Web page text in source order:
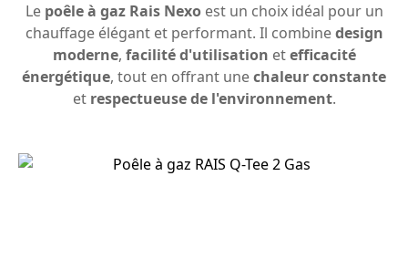
Le poêle à gaz Rais Nexoest un choix idéal pour un
chauffage élégant et performant. Il combinedesign
moderne, facilité d'utilisation etefficacité
énergétique, tout en offrant unechaleur constante
et respectueuse de l'environnement.